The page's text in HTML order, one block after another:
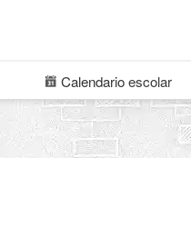
Calendarioescolar